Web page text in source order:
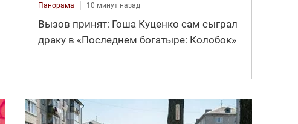
Панорама 10 минут назад
Вызов принят: Гоша Куценко сам сыграл
драку в «Последнем богатыре: Колобок»